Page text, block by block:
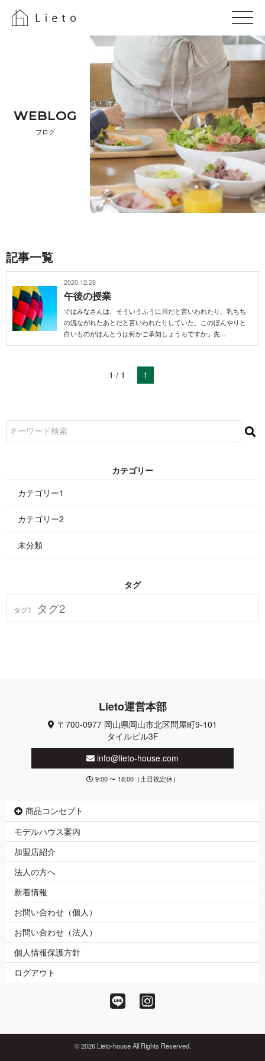
WE B L O G
ブ ロ グ
記 事 一 覧
2020.12.28
午 後 の 授 業
ではみなさんは、そういうふうに川だと言いわれたり、乳ちち
の流ながれたあとだと言いわれたりしていた、このぼんやりと
白いものがほんとうは何かご承知しょうちですか」 先 . . .
1 / 1 1
カ テ ゴ リ ー
カテゴリー1
カテゴリー2
未分類
タ グ
タグ1 タグ2
Lieto 運 営 本 部
〒700-0977 岡山県岡山市北区問屋町9-101
タイルビル3F
info@lieto-house.com
9:00 〜 18:00（土日祝定休）
商品コンセプト
モデルハウス案内
加盟店紹介
法人の方へ
新着情報
お問い合わせ（個人）
お問い合わせ（法人）
個人情報保護方針
ログアウト
© 2026 Lieto-house All Rights Reserved.